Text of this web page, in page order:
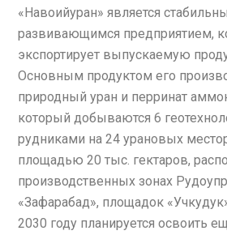
«Навоийуран» является
развивающимся предприятием,
экспортирует выпускаемую
Основным продуктом его
природный уран и перринат
который добываются 6
рудниками на 24 урановых
площадью 20 тыс. гектаров,
производственных зонах
«Зафарабад», площадок
2030 году планируется освоить